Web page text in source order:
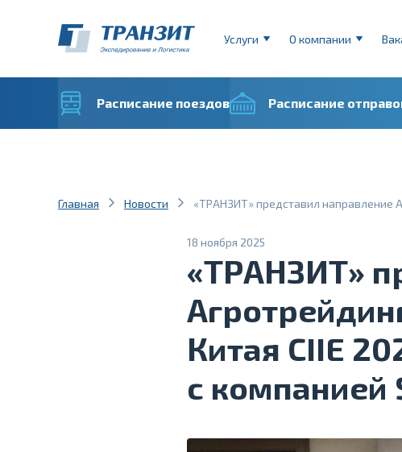
Услуги О компании
Расписание поездов Расписание
Главная Новости «ТРАНЗИТ» представил направление
18 ноября 2025
«ТРАНЗИТ»
Китая CIIE
с компанией